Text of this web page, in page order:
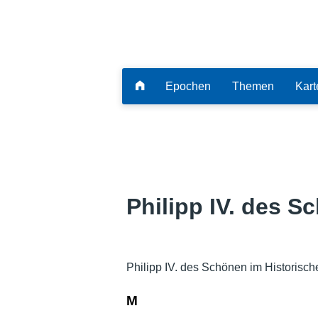
Epochen Themen
Philipp IV. des
Philipp IV. des Schönen im
M